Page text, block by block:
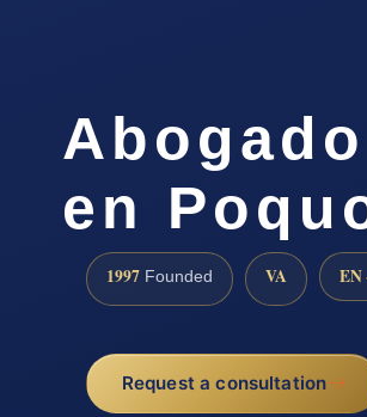
en
1997 Founded VA EN
Request a consultation